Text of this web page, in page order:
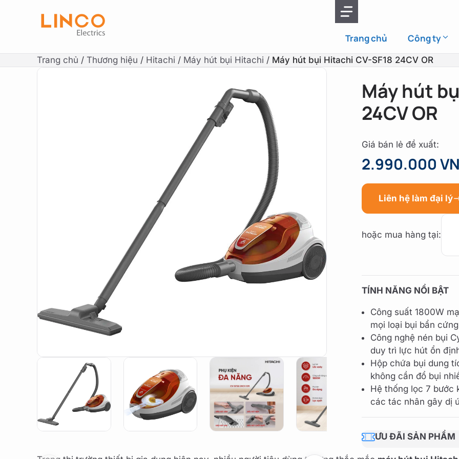
Trang chủ Công ty
Trang chủ / Thương hiệu / Hitachi / Máy hút bụi Hitachi / Máy hút bụi Hitachi CV-SF18 24CV OR
Máy hút
24CV OR
Giá bán lẻ đề xuất:
2.990.000
Liên hệ làm đại lý
hoặc mua hàng tại:
TÍNH NĂNG NỔI BẬT
Công suất 1800W
mọi loại bụi bẩn
Công nghệ nén bụi
duy trì lực hút ổn
Hộp chứa bụi dung
không cần đổ bụi
Hệ thống lọc 7 bước
các tác nhân gây dị
ƯU ĐÃI SẢN PHẨM